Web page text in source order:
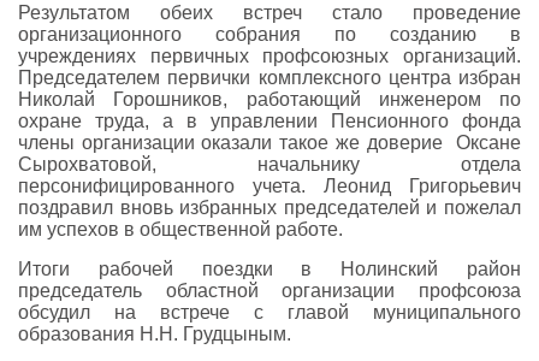
Результатом обеих встреч стало проведение
организационного собрания по созданию в
учреждениях первичных профсоюзных организаций.
Председателем первички комплексного центра избран
Николай Горошников, работающий инженером по
охране труда, а в управлении Пенсионного фонда
члены организации оказали такое же доверие Оксане
Сырохватовой, начальнику отдела
персонифицированного учета. Леонид Григорьевич
поздравил вновь избранных председателей и пожелал
им успехов в общественной работе.
Итоги рабочей поездки в Нолинский район
председатель областной организации профсоюза
обсудил на встрече с главой муниципального
образования Н.Н. Грудцыным.